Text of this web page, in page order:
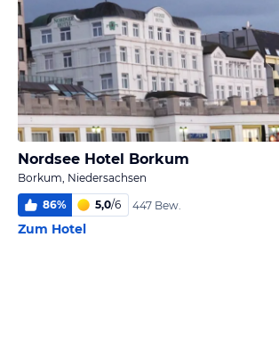
Nordsee Hotel Borkum
Borkum, Niedersachsen
86% 5,0/6 447 Bew.
Zum Hotel